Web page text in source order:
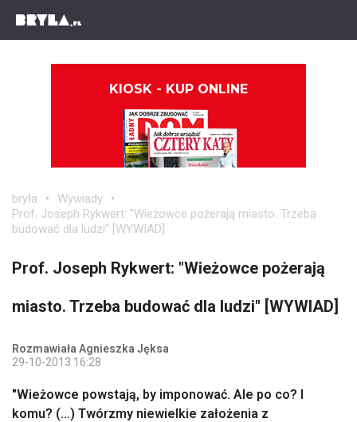
KIOSK - KUP ONLINE
bryła
Wywiady
Prof. Joseph Rykwert: "Wieżowce pożerają miasto. Trzeba
budować dla ludzi" [WYWIAD]
Prof. Joseph Rykwert: "Wieżowce pożerają
miasto. Trzeba budować dla ludzi" [WYWIAD]
Rozmawiała Agnieszka Jęksa
29-10-2013 16:28
"Wieżowce powstają, by imponować. Ale po co? I
komu? (...) Twórzmy niewielkie założenia z